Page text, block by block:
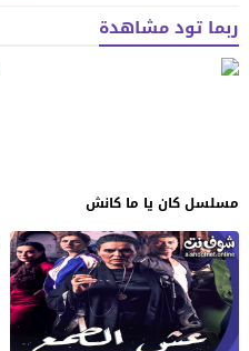
ربما تود مشاهدة
مسلسل كان يا ما كانش